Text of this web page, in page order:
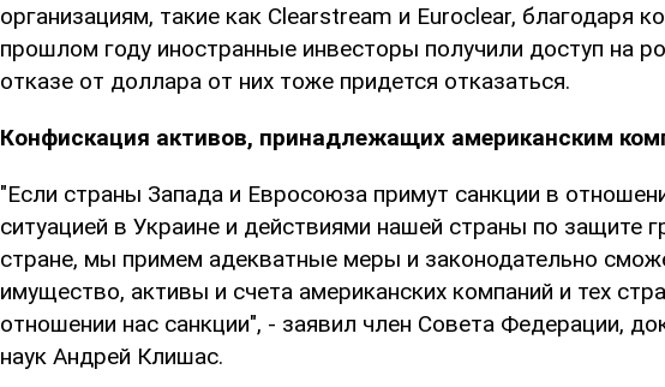
организациям, такие как Clearstream и Euroclear, благодаря
прошлом году иностранные инвесторы получили доступ на
отказе от доллара от них тоже придется отказаться.
Конфискация активов, принадлежащих американским
"Если страны Запада и Евросоюза примут санкции в
ситуацией в Украине и действиями нашей страны по защите
стране, мы примем адекватные меры и законодательно
имущество, активы и счета американских компаний и тех
отношении нас санкции", - заявил член Совета Федерации,
наук Андрей Клишас.